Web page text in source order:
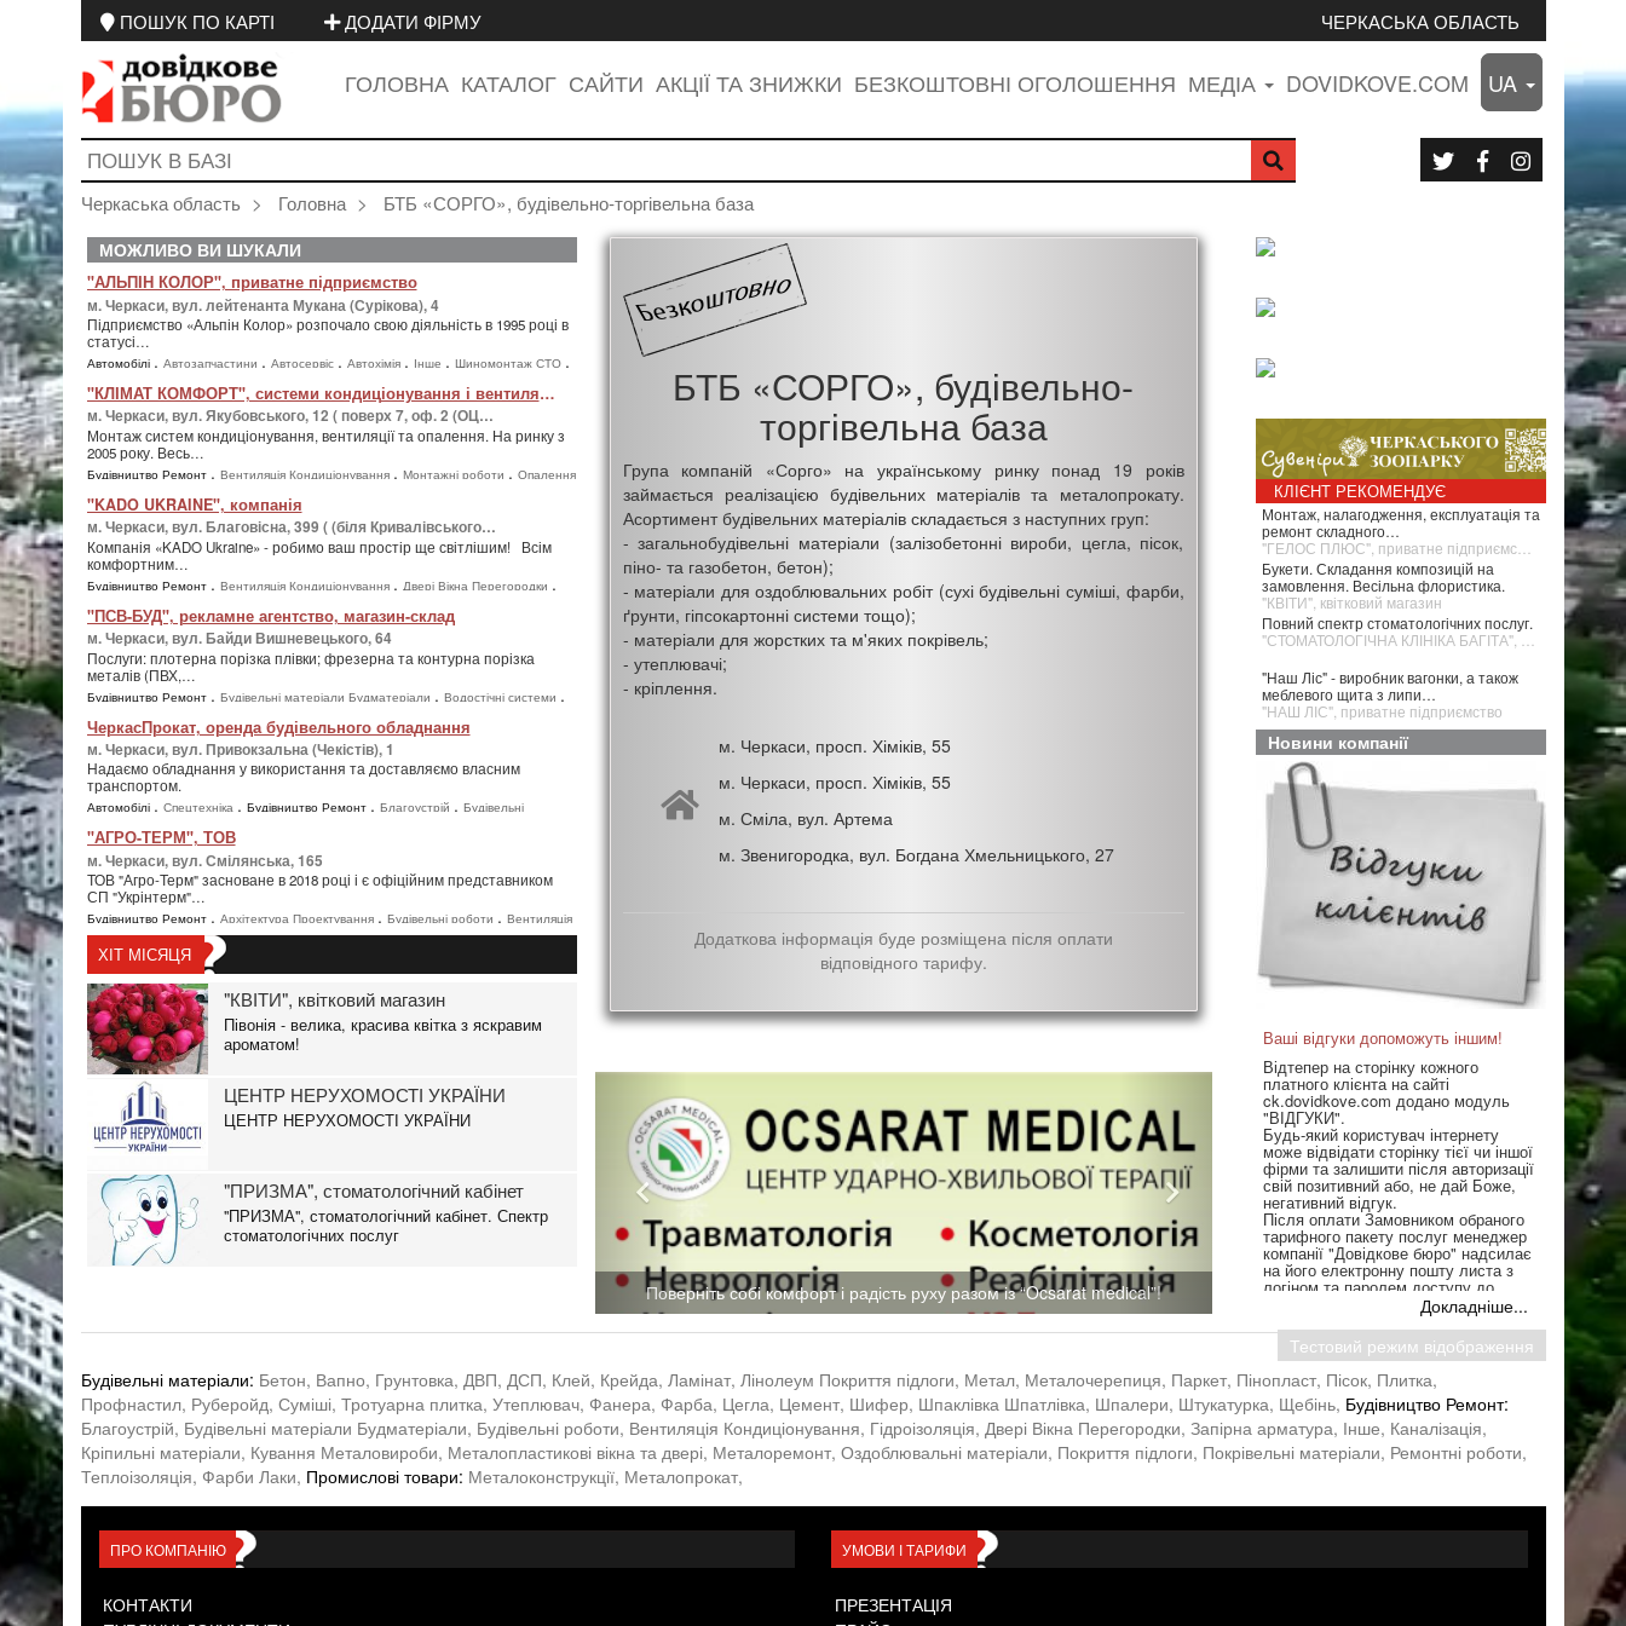
ПОШУК ПО КАРТІ ДОДАТИ ФІРМУ ЧЕРКАСЬКА ОБЛАСТЬ
ГОЛОВНА КАТАЛОГ САЙТИ АКЦІЇ ТА ЗНИЖКИ БЕЗКОШТОВНІ ОГОЛОШЕННЯ МЕДІА DOVIDKOVE.COM UA
Черкаська область Головна БТБ «СОРГО», будівельно-торгівельна база
МОЖЛИВО ВИ ШУКАЛИ
"АЛЬПІН КОЛОР", приватне підприємство
м. Черкаси, вул. лейтенанта Мукана (Сурікова), 4
Підприємство «Альпін Колор» розпочало свою діяльність в 1995 році в
статусі…
Автомобілі , Автозапчастини , Автосервіс , Автохімія , Інше , Шиномонтаж СТО ,
Будівництво Ремонт,Фарби Лаки,Промислові товари,Інструменти,
Промислове обладнання,
"КЛІМАТ КОМФОРТ", системи кондиціонування і вентиляції
м. Черкаси, вул. Якубовського, 12 ( поверх 7, оф. 2 (ОЦ…
Монтаж систем кондиціонування, вентиляції та опалення. На ринку з
2005 року. Весь…
Будівництво Ремонт , Вентиляція Кондиціонування , Монтажні роботи , Опалення
Водопостачання,Техніка Кондиціонери
"KADO UKRAINE", компанія
м. Черкаси, вул. Благовісна, 399 ( (біля Кривалівського…
Компанія «KADO Ukraine» - робимо ваш простір ще світлішим! Всім
комфортним…
Будівництво Ремонт , Вентиляція Кондиціонування , Двері Вікна Перегородки ,
Металопластикові вікна та двері
"ПСВ-БУД", рекламне агентство, магазин-склад
м. Черкаси, вул. Байди Вишневецького, 64
Послуги: плотерна порізка плівки; фрезерна та контурна порізка
металів (ПВХ,…
Будівництво Ремонт , Будівельні матеріали Будматеріали , Водостічні системи ,
Кування Металовироби Промислові товари Металоконструкції
Реклама ЗМІ,Зовнішня реклама,Поліграфія Друкарня ,
ЧеркасПрокат, оренда будівельного обладнання
м. Черкаси, вул. Привокзальна (Чекістів), 1
Надаємо обладнання у використання та доставляємо власним
транспортом.
Автомобілі , Спецтехніка , Будівництво Ремонт , Благоустрій , Будівельні
матеріали Будматеріали
"АГРО-ТЕРМ", ТОВ
м. Черкаси, вул. Смілянська, 165
ТОВ "Агро-Терм" засноване в 2018 році і є офіційним представником
СП "Укрінтерм"…
Будівництво Ремонт , Архітектура Проектування , Будівельні роботи , Вентиляція
, Каналізація , , ,
,Промислові товари
обладнання,
ХІТ МІСЯЦЯ
"КВІТИ", квітковий магазин
Півонія - велика, красива квітка з яскравим
ароматом!
ЦЕНТР НЕРУХОМОСТІ УКРАЇНИ
ЦЕНТР НЕРУХОМОСТІ УКРАЇНИ
"ПРИЗМА", стоматологічний кабінет
"ПРИЗМА", стоматологічний кабінет. Спектр
стоматологічних послуг
БТБ «СОРГО», будівельно-
торгівельна база
Група компаній «Сорго» на українському ринку понад 19 років
займається реалізацією будівельних матеріалів та металопрокату.
Асортимент будівельних матеріалів складається з наступних груп:
- загальнобудівельні матеріали (залізобетонні вироби, цегла, пісок,
піно- та газобетон, бетон);
- матеріали для оздоблювальних робіт (сухі будівельні суміші, фарби,
ґрунти, гіпсокартонні системи тощо);
- матеріали для жорстких та м'яких покрівель;
- утеплювачі;
- кріплення.
м. Черкаси, просп. Хіміків, 55
м. Черкаси, просп. Хіміків, 55
м. Сміла, вул. Артема
м. Звенигородка, вул. Богдана Хмельницького, 27
Додаткова інформація буде розміщена після оплати
відповідного тарифу.
Поверніть собі комфорт і радість руху разом із “Ocsarat medical”!
КЛІЄНТ РЕКОМЕНДУЄ
Монтаж, налагодження, експлуатація та
ремонт складного…
"ГЕЛОС ПЛЮС", приватне підприємство
Букети. Складання композицій на
замовлення. Весільна флористика.
"КВІТИ", квітковий магазин
Повний спектр стоматологічних послуг.
"Наш Ліс" - виробник вагонки, а також
меблевого щита з липи…
"НАШ ЛІС", приватне підприємство
Новини компанії
Ваші відгуки допоможуть іншим!
Відтепер на сторінку кожного
платного клієнта на сайті
ck.dovidkove.com додано модуль
"ВІДГУКИ".
Будь-який користувач інтернету
може відвідати сторінку тієї чи іншої
фірми та залишити після авторизації
свій позитивний або, не дай Боже,
негативний відгук.
Після оплати Замовником обраного
тарифного пакету послуг менеджер
компанії "Довідкове бюро" надсилає
на його електронну пошту листа з
логіном та паролем доступу до
особистого кабінету створеної для
його потреб сторінки на
ck.dovidkove.com.
З цього Кабінету Клієнт може
розміщувати та коригувати
інформацію у вкладці ВАКАНСІЇ та у
модулі ВІДГУКИ на своїй
персональній сторінці.
Пишіть сміливіше, залишайте свої
ваш коментар може багато чого
Докладніше...
Тестовий режим відображення
Будівельні матеріали: Бетон, Вапно, Грунтовка, ДВП, ДСП, Клей, Крейда, Ламінат, Лінолеум Покриття підлоги, Метал, Металочерепиця, Паркет, Пінопласт, Пісок, Плитка,
Профнастил, Руберойд, Суміші, Тротуарна плитка, Утеплювач, Фанера, Фарба, Цегла, Цемент, Шифер, Шпаклівка Шпатлівка, Шпалери, Штукатурка, Щебінь, Будівництво Ремонт:
Благоустрій, Будівельні матеріали Будматеріали, Будівельні роботи, Вентиляція Кондиціонування, Гідроізоляція, Двері Вікна Перегородки, Запірна арматура, Інше, Каналізація,
Кріпильні матеріали, Кування Металовироби, Металопластикові вікна та двері, Металоремонт, Оздоблювальні матеріали, Покриття підлоги, Покрівельні матеріали, Ремонтні роботи,
Теплоізоляція, Фарби Лаки, Промислові товари: Металоконструкції, Металопрокат,
ПРО КОМПАНІЮ
КОНТАКТИ
УМОВИ І ТАРИФИ
ПРЕЗЕНТАЦІЯ